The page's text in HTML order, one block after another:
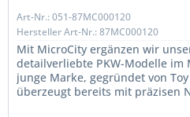
Art-Nr.: 051-87MC000120
Hersteller Art-Nr.: 87MC000120
Mit MicroCity ergänzen wir
detailverliebte PKW-Modelle im
junge Marke, gegründet von
überzeugt bereits mit präzisen